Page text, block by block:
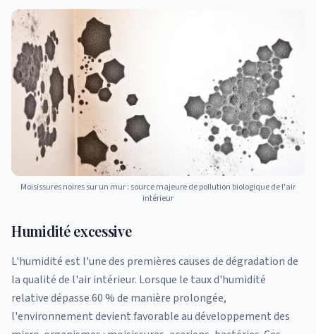
Moisissures noires sur un mur : source majeure de pollution biologique de l'air
intérieur
Humidité excessive
L'humidité est l'une des premières causes de dégradation de
la qualité de l'air intérieur. Lorsque le taux d'humidité
relative dépasse 60 % de manière prolongée,
l'environnement devient favorable au développement des